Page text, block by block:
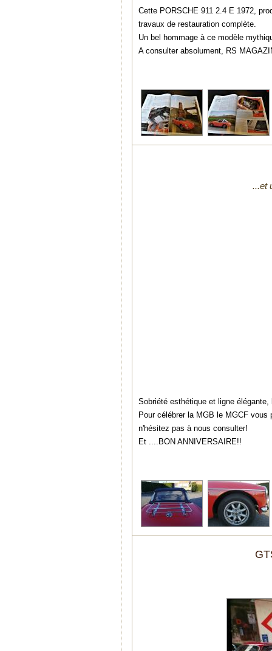
Cette PORSCHE 911 2.4 E 1972,
travaux de restauration complète.
Un bel hommage à ce modèle
A consulter absolument, RS
...et
Sobriété esthétique et ligne
Pour célébrer la MGB le MGCF
n'hésitez pas à nous consulter!
Et ....BON ANNIVERSAIRE!!